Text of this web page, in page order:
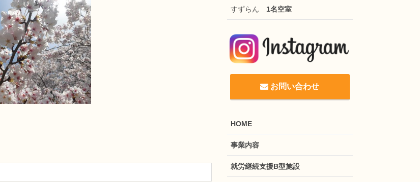
すずらん 1名空室
お問い合わせ
HOME
事業内容
就労継続支援B型施設